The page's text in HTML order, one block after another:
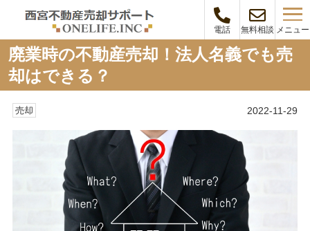
電話 無料相談 メニュー
廃業時の不動産売却！法人名義でも売
却はできる？
売却 2022-11-29